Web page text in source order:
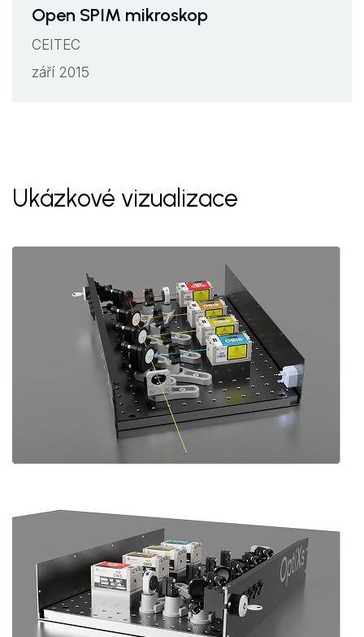
Open SPIM mikroskop
CEITEC
září 2015
Ukázkové vizualizace